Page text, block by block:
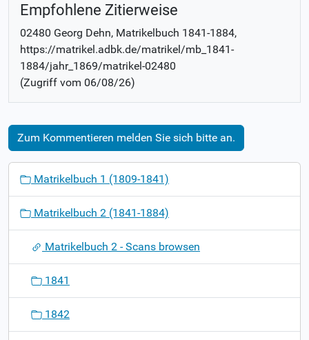
Empfohlene Zitierweise
02480 Georg Dehn, Matrikelbuch 1841-1884,
https://matrikel.adbk.de/matrikel/mb_1841-
1884/jahr_1869/matrikel-02480
(Zugriff vom 06/08/26)
Zum Kommentieren melden Sie sich bitte an.
o
Matrikelbuch 1 (1809-1841)
Matrikelbuch 2 (1841-1884)
Matrikelbuch 2 - Scans browsen
1841
1842